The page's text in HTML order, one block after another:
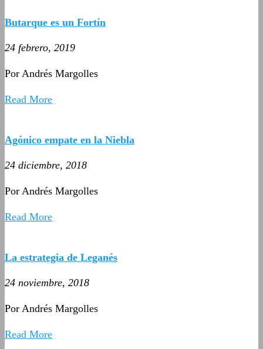
Butarque es un Fortín
24 febrero, 2019
Por Andrés Margolles
Read More
Agónico empate en la Niebla
24 diciembre, 2018
Por Andrés Margolles
Read More
La estrategia de Leganés
24 noviembre, 2018
Por Andrés Margolles
Read More